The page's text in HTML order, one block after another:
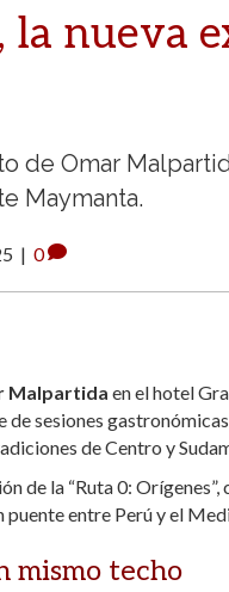
la nueva
de Omar
Maymanta.
| 0
Malpartida en el hotel
de sesiones
de Centro y
de la “Ruta 0:
puente entre Perú y el
mismo techo